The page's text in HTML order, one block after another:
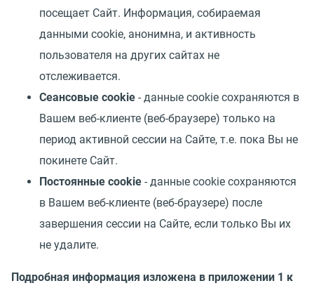
посещает Сайт. Информация, собираемая
данными cookie, анонимна, и активность
пользователя на других сайтах не
отслеживается.
Сеансовые cookie - данные cookie сохраняются в
Вашем веб-клиенте (веб-браузере) только на
период активной сессии на Сайте, т.е. пока Вы не
покинете Сайт.
Постоянные cookie - данные cookie сохраняются
в Вашем веб-клиенте (веб-браузере) после
завершения сессии на Сайте, если только Вы их
не удалите.
Подробная информация изложена в приложении 1 к